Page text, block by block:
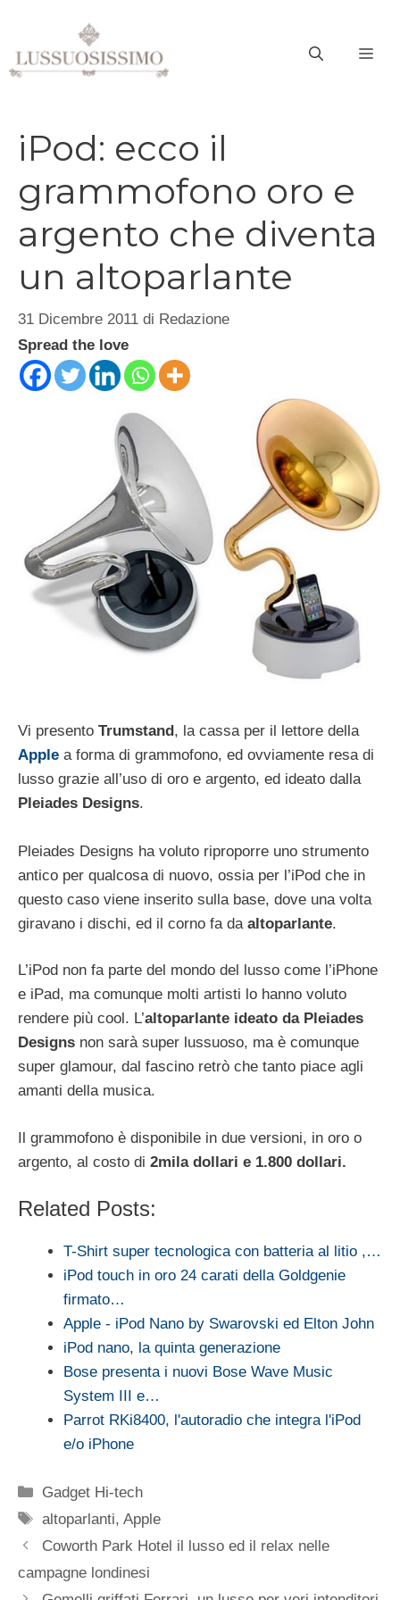
contenuto
iPod: ecco il
grammofono oro e
argento che diventa
un altoparlante
31 Dicembre 2011 di Redazione
Spread the love
Vi presento Trumstand, la cassa per il lettore della
Apple a forma di grammofono, ed ovviamente resa di
lusso grazie all’uso di oro e argento, ed ideato dalla
Pleiades Designs.
Pleiades Designs ha voluto riproporre uno strumento
antico per qualcosa di nuovo, ossia per l’iPod che in
questo caso viene inserito sulla base, dove una volta
giravano i dischi, ed il corno fa da altoparlante.
L’iPod non fa parte del mondo del lusso come l’iPhone
e iPad, ma comunque molti artisti lo hanno voluto
rendere più cool. L’altoparlante ideato da Pleiades
Designs non sarà super lussuoso, ma è comunque
super glamour, dal fascino retrò che tanto piace agli
amanti della musica.
Il grammofono è disponibile in due versioni, in oro o
argento, al costo di 2mila dollari e 1.800 dollari.
Related Posts:
T-Shirt super tecnologica con batteria al litio ,…
iPod touch in oro 24 carati della Goldgenie
firmato…
Apple - iPod Nano by Swarovski ed Elton John
iPod nano, la quinta generazione
Bose presenta i nuovi Bose Wave Music
System III e…
Parrot RKi8400, l'autoradio che integra l'iPod
e/o iPhone
Categorie
Gadget Hi-tech
Tag
altoparlanti,Apple
Coworth Park Hotel il lusso ed il relax nelle
campagne londinesi